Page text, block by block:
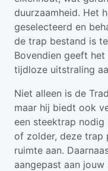
duurzaamheid. Het
geselecteerd en
de trap bestand is
Bovendien geeft
tijdloze uitstraling
Niet alleen is de
maar hij biedt ook
een steektrap
of zolder, deze trap
ruimte aan.
aangepast aan